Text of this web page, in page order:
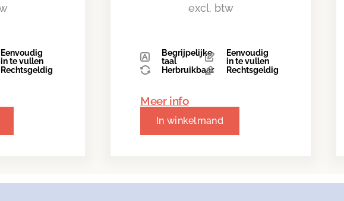
Eenvoudig
in te vullen
Rechtsgeldig
excl. btw
Begrijpelijke
taal
Eenvoudig
in te vullen
Herbruikbaar
Rechtsgeldig
Meer info
In winkelmand